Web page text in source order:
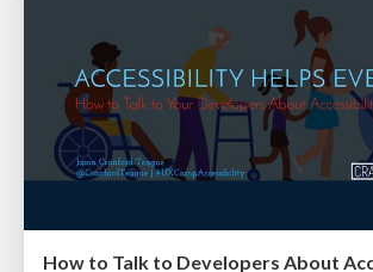
How to Talk to Developers About